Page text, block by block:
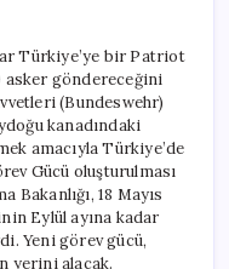
Sistemi
ve
Asker
Görevlendiriyor
için
Türkiye’ye bir Patriot
asker göndereceğini
(Bundeswehr)
kanadındaki
amacıyla Türkiye’de
Gücü oluşturulması
18 Mayıs
Eylül ayına kadar
Yeni görev gücü,
yerini alacak.